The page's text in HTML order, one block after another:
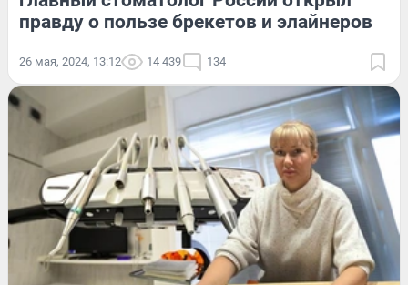
правду о пользе брекетов и элайнеров
26 мая, 2024, 13:12 14 439 134